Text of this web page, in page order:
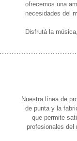
ofrecemos una
necesidades del
Disfrutá la
Nuestra línea de
de punta y la
que permite
profesionales del